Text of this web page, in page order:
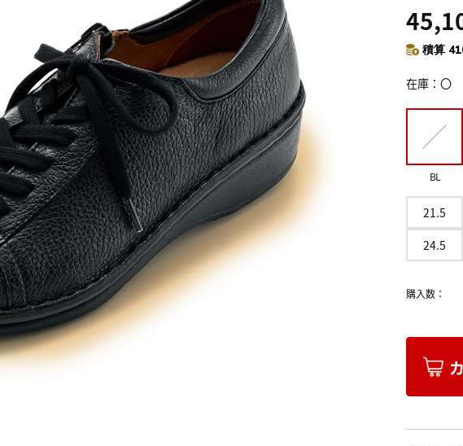
積算
在庫 〇
BL
21.5
24.5
購入数：